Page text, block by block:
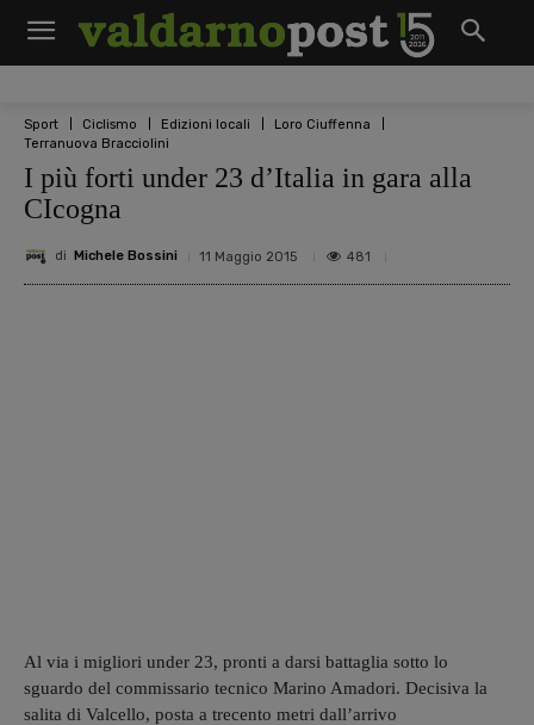
Sport Ciclismo Edizioni locali
Loro Ciuffenna
Terranuova Bracciolini
I più forti under 23 d’Italia in gara alla
CIcogna
di Michele Bossini 11 Maggio 2015 481
Al via i migliori under 23, pronti a darsi battaglia sotto lo
sguardo del commissario tecnico Marino Amadori. Decisiva la
salita di Valcello, posta a trecento metri dall’arrivo